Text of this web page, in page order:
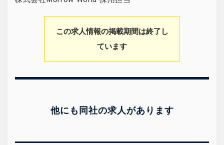
この求人情報の掲載期間は終了し
ています
他にも同社の求人があります